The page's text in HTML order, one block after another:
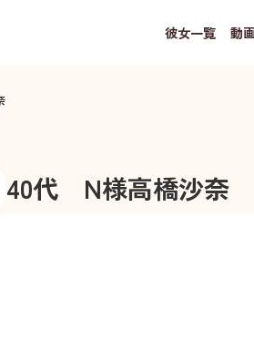
彼女一覧 動
40代 N様高橋沙奈